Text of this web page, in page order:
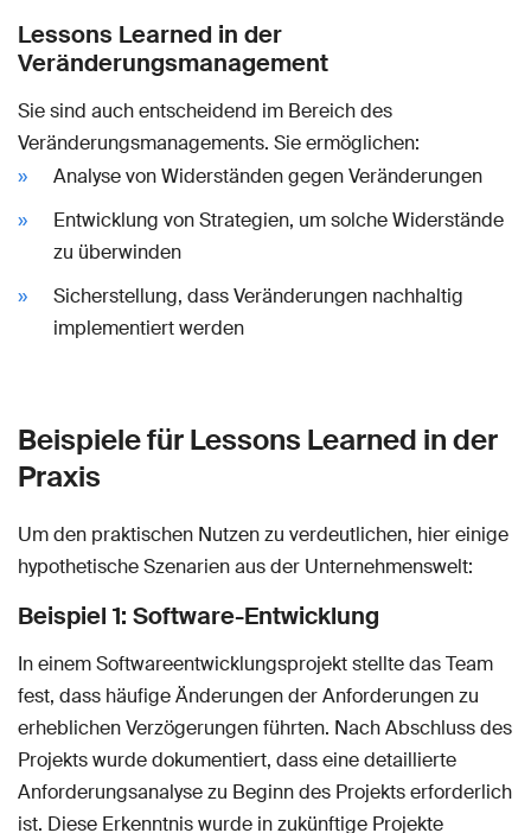
Lessons Learned in der
Veränderungsmanagement
Sie sind auch entscheidend im Bereich des
Veränderungsmanagements. Sie ermöglichen:
Analyse von Widerständen gegen Veränderungen
Entwicklung von Strategien, um solche Widerstände
zu überwinden
Sicherstellung, dass Veränderungen nachhaltig
implementiert werden
Beispiele für Lessons Learned in der
Praxis
Um den praktischen Nutzen zu verdeutlichen, hier einige
hypothetische Szenarien aus der Unternehmenswelt:
Beispiel 1: Software-Entwicklung
In einem Softwareentwicklungsprojekt stellte das Team
fest, dass häufige Änderungen der Anforderungen zu
erheblichen Verzögerungen führten. Nach Abschluss des
Projekts wurde dokumentiert, dass eine detaillierte
Anforderungsanalyse zu Beginn des Projekts erforderlich
ist. Diese Erkenntnis wurde in zukünftige Projekte